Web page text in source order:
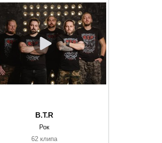
B.T.R
Рок
62 клипа